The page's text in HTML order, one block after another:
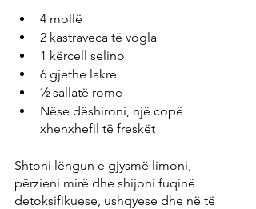
4 mollë
2 kastraveca të vogla
1 kërcell selino
6 gjethe lakre
½ sallatë rome
Nëse dëshironi, një copë
xhenxhefil të freskët
Shtoni lëngun e gjysmë limoni,
përzieni mirë dhe shijoni fuqinë
detoksifikuese, ushqyese dhe në të